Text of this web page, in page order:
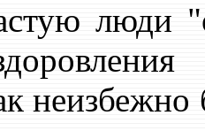
люди